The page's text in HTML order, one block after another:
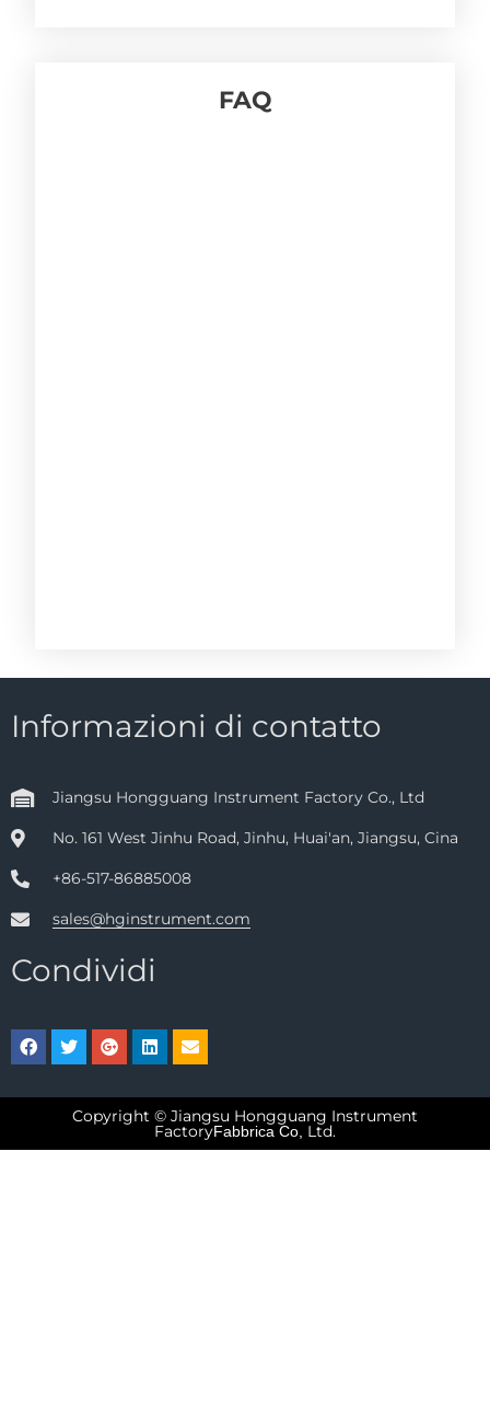
FAQ
Informazioni di contatto
Jiangsu Hongguang Instrument Factory Co., Ltd
No. 161 West Jinhu Road, Jinhu, Huai'an, Jiangsu, Cina
+86-517-86885008
sales@hginstrument.com
Condividi
Copyright © Jiangsu Hongguang Instrument
FactoryFabbrica Co, Ltd.